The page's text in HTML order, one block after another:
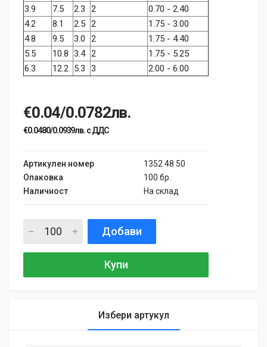
3.9
7.5 2.3 2
0.70 - 2.40
4.2
8.1 2.5 2
1.75 - 3.00
4.8
9.5 3.0 2
1.75 - 4.40
5.5
10.8 3.4 2
1.75 - 5.25
6.3
12.2 5.3 3 2.00 - 6.00
€0.04/0.0782лв.
€0.0480/0.0939лв. с ДДС
Артикулен номер
1352 48 50
Опаковка
100 бр.
Наличност
На склад
Добави
Купи
Избери артукул